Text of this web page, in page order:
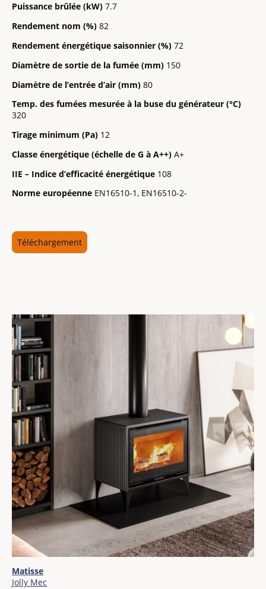
Puissance brûlée (kW) 7.7
Rendement nom (%) 82
Rendement énergétique saisonnier (%) 72
Diamètre de sortie de la fumée (mm) 150
Diamètre de l’entrée d’air (mm) 80
Temp. des fumées mesurée à la buse du générateur (°C)
320
Tirage minimum (Pa) 12
Classe énergétique (échelle de G à A++) A+
IIE – Indice d’efficacité énergétique 108
Norme européenne EN16510-1, EN16510-2-
Téléchargement
Matisse
Jolly Mec